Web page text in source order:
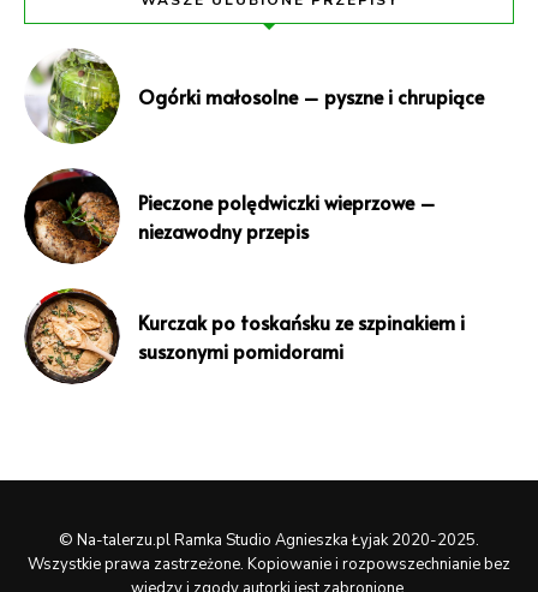
Ogórki małosolne – pyszne i chrupiące
Pieczone polędwiczki wieprzowe –
niezawodny przepis
Kurczak po toskańsku ze szpinakiem i
suszonymi pomidorami
© Na-talerzu.pl Ramka Studio Agnieszka Łyjak 2020-2025.
Wszystkie prawa zastrzeżone. Kopiowanie i rozpowszechnianie bez